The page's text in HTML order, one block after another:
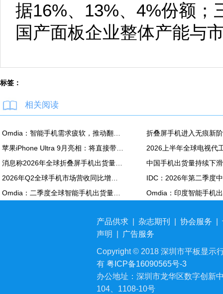
据16%、13%、4%份额；
国产面板企业整体产能与
标签：
相关阅读
产品供求 杂志期刊 协会服务
声明
广告服务
Copyright © 2018 深圳市平板显示
有 粤ICP备16090565号-3
办公地址：深圳市龙华区数字创新
104、1108-10号